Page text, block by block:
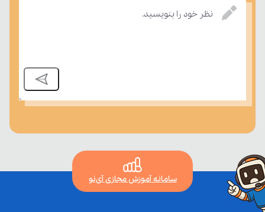
نظر خود را بنویسید.
سامانه آموزش مجازی آی‌نو